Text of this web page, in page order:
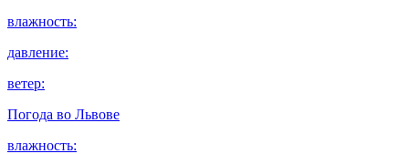
влажность:
давление:
ветер:
Погода во Львове
влажность: